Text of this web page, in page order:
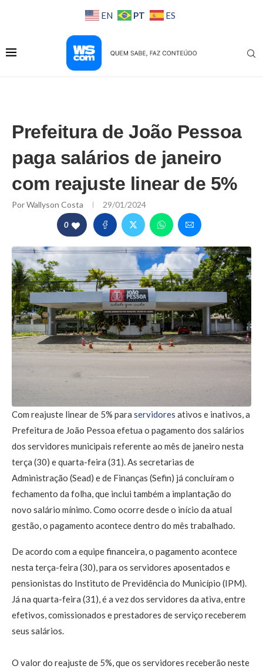
EN PT ES
Prefeitura de João Pessoa
paga salários de janeiro
com reajuste linear de 5%
PorWallyson Costa 29/01/2024
0
Com reajuste linear de 5% para servidores ativos e inativos, a
Prefeitura de João Pessoa efetua o pagamento dos salários
dos servidores municipais referente ao mês de janeiro nesta
terça (30) e quarta-feira (31). As secretarias de
Administração (Sead) e de Finanças (Sefin) já concluíram o
fechamento da folha, que inclui também a implantação do
novo salário mínimo. Como ocorre desde o início da atual
gestão, o pagamento acontece dentro do mês trabalhado.
De acordo com a equipe financeira, o pagamento acontece
nesta terça-feira (30), para os servidores aposentados e
pensionistas do Instituto de Previdência do Município (IPM).
Já na quarta-feira (31), é a vez dos servidores da ativa, entre
efetivos, comissionados e prestadores de serviço receberem
seus salários.
O valor do reajuste de 5%, que os servidores receberão neste